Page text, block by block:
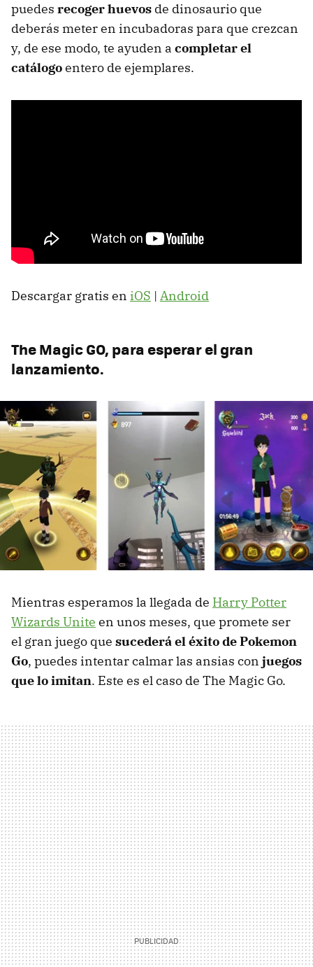
puedes recoger huevos de dinosaurio que
deberás meter en incubadoras para que crezcan
y, de ese modo, te ayuden a completar el
catálogoentero de ejemplares.
Descargar gratis en iOS | Android
The Magic GO, para esperar el gran
lanzamiento.
Mientras esperamos la llegada de Harry Potter
Wizards Unite en unos meses, que promete ser
el gran juego que sucederá el éxito de Pokemon
Go, puedes intentar calmar las ansias con juegos
que lo imitan. Este es el caso de The Magic Go.